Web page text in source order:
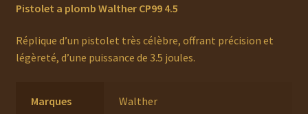
Pistolet a plomb Walther CP99 4.5
Réplique d’un pistolet très célèbre, offrant précision et
légèreté, d’une puissance de 3.5 joules.
Marques Walther